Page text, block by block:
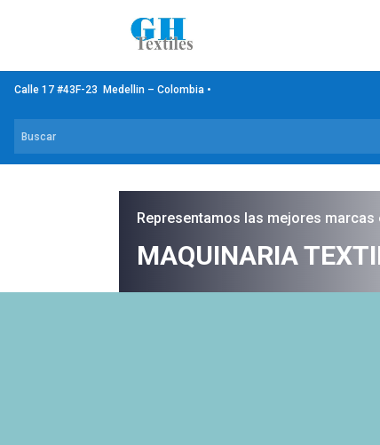
Calle 17 #43F-23 Medellin – Colombia •
Representamos las mejores marcas
MAQUINARIA